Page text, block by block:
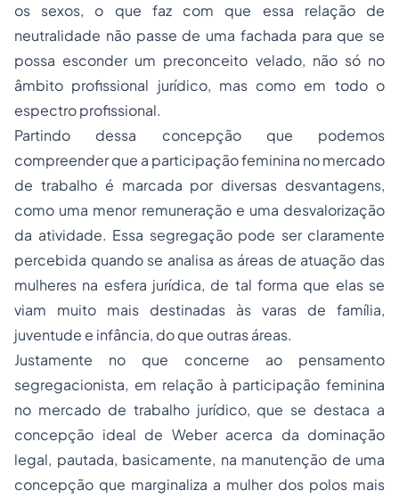
os sexos, o que faz com que essa relação de
neutralidade não passe de uma fachada para que se
possa esconder um preconceito velado, não só no
âmbito profissional jurídico, mas como em todo o
espectro profissional.
Partindo dessa concepção que podemos
compreender que a participação feminina no mercado
de trabalho é marcada por diversas desvantagens,
como uma menor remuneração e uma desvalorização
da atividade. Essa segregação pode ser claramente
percebida quando se analisa as áreas de atuação das
mulheres na esfera jurídica, de tal forma que elas se
viam muito mais destinadas às varas de família,
juventude e infância, do que outras áreas.
Justamente no que concerne ao pensamento
segregacionista, em relação à participação feminina
no mercado de trabalho jurídico, que se destaca a
concepção ideal de Weber acerca da dominação
legal, pautada, basicamente, na manutenção de uma
concepção que marginaliza a mulher dos polos mais